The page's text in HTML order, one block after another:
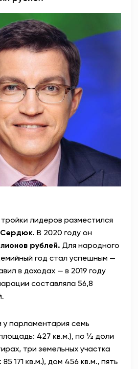
лидеров разместился
Сердюк. В 2020 году он
рублей. Для народного
год стал успешным —
в доходах — в 2019 году
составляла 56,8
у парламентария семь
427 кв.м.), по ½ доли
три земельных участка
171 кв.м.), дом 456 кв.м., пять